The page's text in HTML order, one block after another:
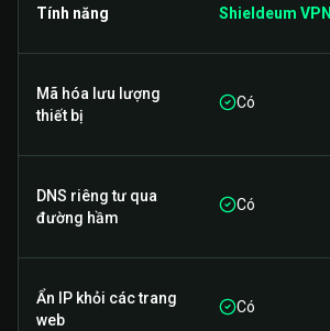
Tính năng Shieldeum VPN
Mã hóa lưu lượng
thiết bị
Có
DNS riêng tư qua
đường hầm
Có
Ẩn IP khỏi các trang
web
Có